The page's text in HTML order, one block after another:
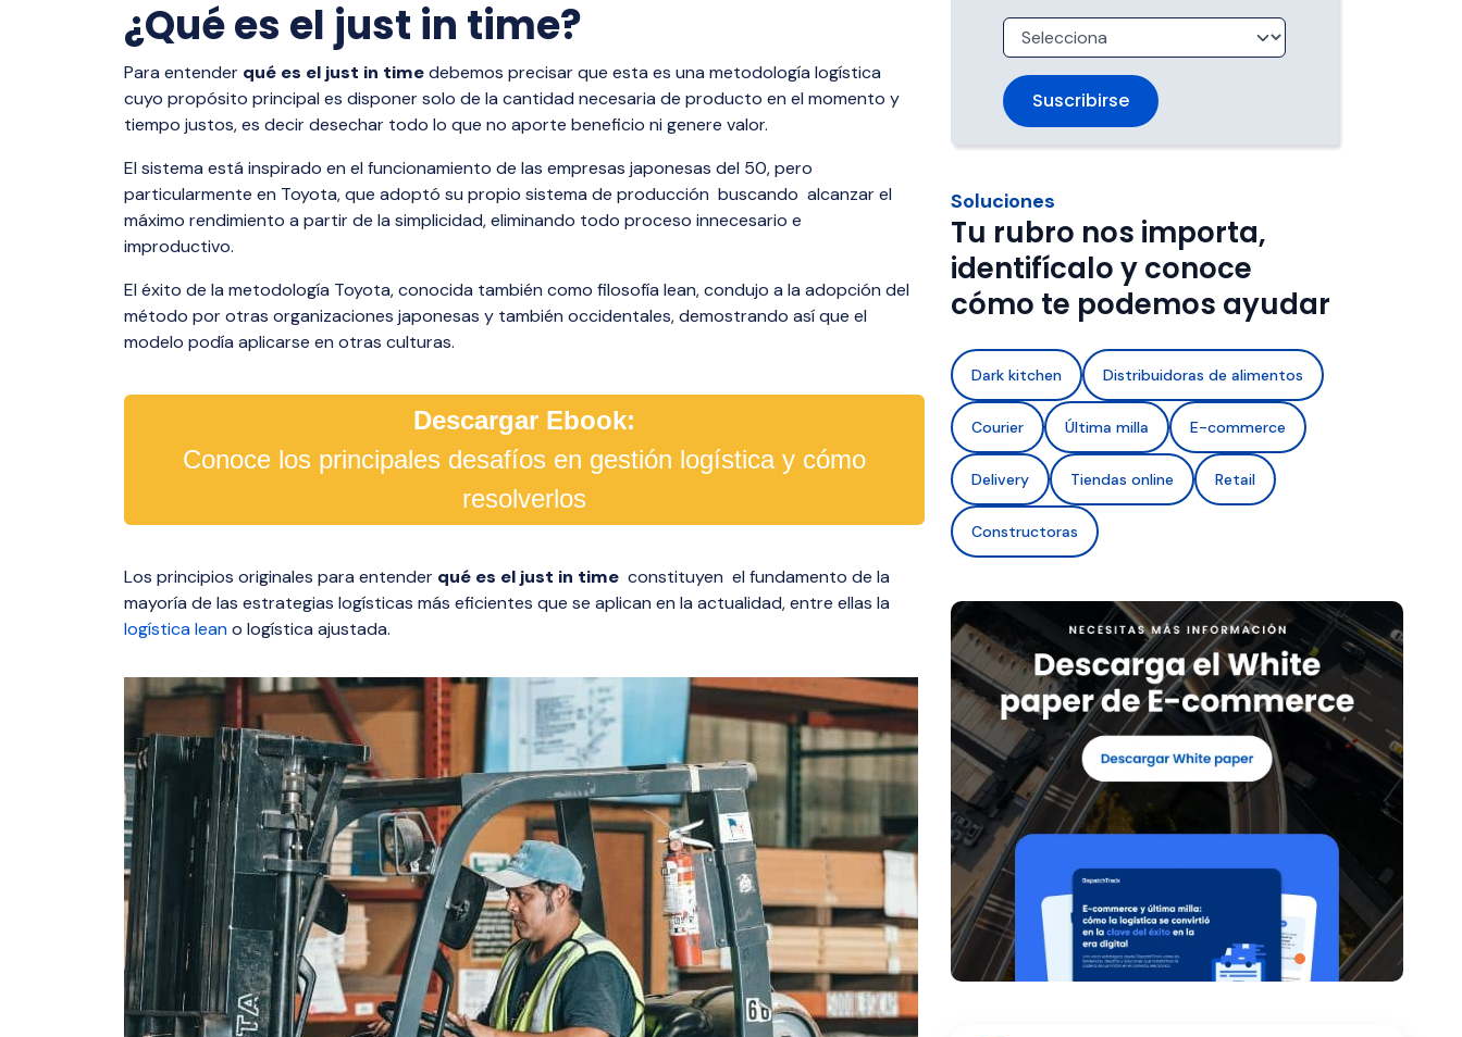
visibilidad, automatización y control
total de tus operaciones.
múltiples paradas y necesidad de
eficiencia diaria.
Dangerous Materials
Distribution
Distribución segura de materiales
peligrosos como gas, cemento y
hormigón, cumpliendo normativas y con
monitoreo en tiempo real.
Foodstuff Distribution
Solución para transportar alimentos con
trazabilidad, control de cadena de frío y
cumplimiento normativo.
milla.
¿Qué es el just in time?
Para entender qué es el just in timedebemos precisar que esta es una metodología logística
cuyo propósito principal es disponer solo de la cantidad necesaria de producto en el momento y
tiempo justos, es decir desechar todo lo que no aporte beneficio ni genere valor.
El sistema está inspirado en el funcionamiento de las empresas japonesas del 50, pero
particularmente en Toyota, que adoptó su propio sistema de producción buscando alcanzar el
máximo rendimiento a partir de la simplicidad, eliminando todo proceso innecesario e
improductivo.
El éxito de la metodología Toyota, conocida también como filosofía lean, condujo a la adopción del
método por otras organizaciones japonesas y también occidentales, demostrando así que el
modelo podía aplicarse en otras culturas.
Descargar Ebook:
Conoce los principales desafíos en gestión logística y cómo
resolverlos
Los principios originales para entender qué es el just in time constituyen el fundamento de la
mayoría de las estrategias logísticas más eficientes que se aplican en la actualidad, entre ellas la
logística leano logística ajustada.
Soluciones
Tu rubro nos importa,
identifícalo y conoce
cómo te podemos ayudar
Dark kitchen Distribuidoras de alimentos
Courier Última milla E-commerce
Delivery Tiendas online Retail
Constructoras